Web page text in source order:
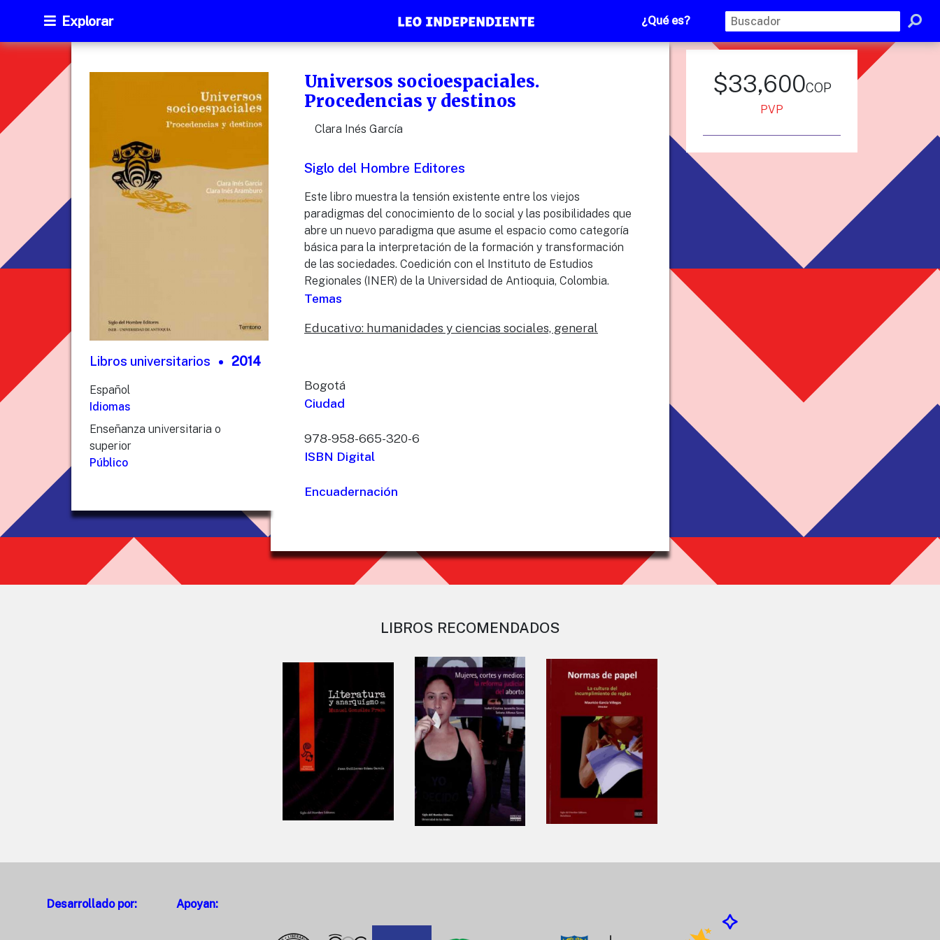
Explorar ¿Qué es?
Libros universitarios 2014
Español
Idiomas
Enseñanza universitaria o
superior
Público
Universos socioespaciales.
Procedencias y destinos
Clara Inés García
Siglo del Hombre Editores
Este libro muestra la tensión existente entre los viejos
paradigmas del conocimiento de lo social y las posibilidades que
abre un nuevo paradigma que asume el espacio como categoría
básica para la interpretación de la formación y transformación
de las sociedades. Coedición con el Instituto de Estudios
Regionales (INER) de la Universidad de Antioquia, Colombia.
Temas
Educativo: humanidades y ciencias sociales, general
Bogotá
Ciudad
978-958-665-320-6
ISBN Digital
Encuadernación
$33,600cop
PVP
LIBROS RECOMENDADOS
Desarrollado por: Apoyan: